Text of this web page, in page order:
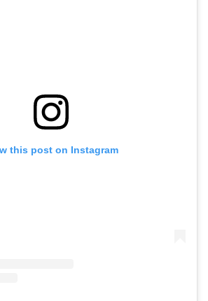
this post on Instagram